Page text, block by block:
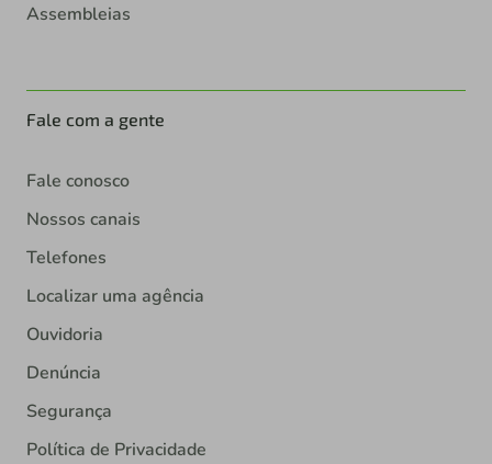
Assembleias
Fale com a gente
Fale conosco
Nossos canais
Telefones
Localizar uma agência
Ouvidoria
Denúncia
Segurança
Política de Privacidade